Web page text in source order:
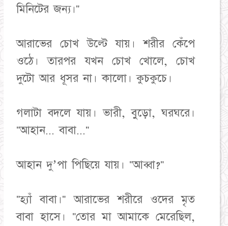
মিনিটের জন্য।"
আরাভের চোখ উল্টে যায়। শরীর কেঁপে
ওঠে। তারপর যখন চোখ খোলে, চোখ
দুটো আর ধূসর না। কালো। কুচকুচে।
গলাটা বদলে যায়। ভারী, বুড়ো, ঘরঘরে।
"আহান... বাবা..."
আহান দু’পা পিছিয়ে যায়। "আব্বা?"
"হ্যাঁ বাবা।" আরাভের শরীরে ওদের মৃত
বাবা হাসে। "তোর মা আমাকে মেরেছিল,